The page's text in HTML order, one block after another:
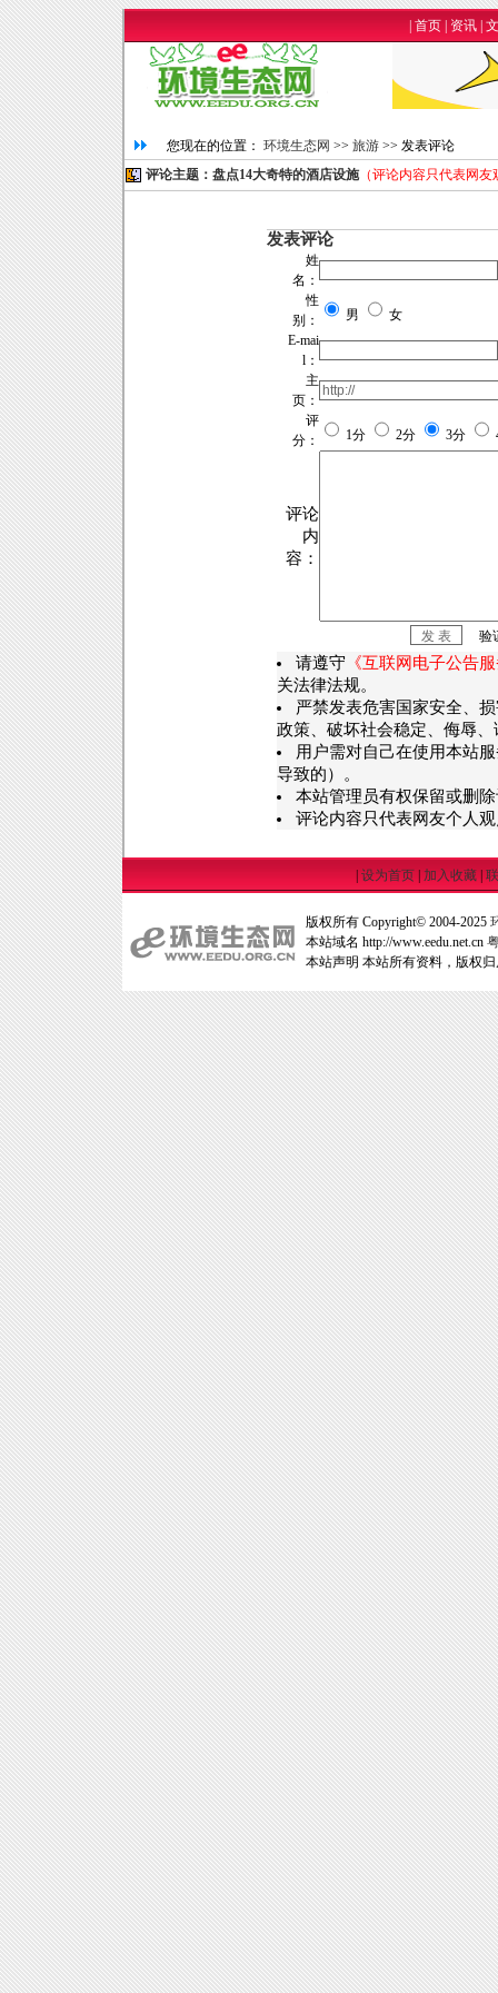
首页 资讯
您现在的位置： 环境生态网 >> 旅游 >> 发表评论
评论主题：盘点14大奇特的酒店设施（评论内容只代表网友
发表评论
姓
名：
性
别：
男
女
E-mai
l：
主
页：
评
分：
1分 2分 3分
评论
内
容：
验
请遵守 《互联网电子公告
关法律法规。
严禁发表危害国家安全、
政策、破坏社会稳定、侮辱
用户需对自己在使用本站
导致的）。
本站管理员有权保留或删
评论内容只代表网友个人
设为首页| 加入收藏|
版权所有 Copyright© 2004-2025
本站域名 http://www.eedu.net.cn
本站声明 本站所有资料，版权